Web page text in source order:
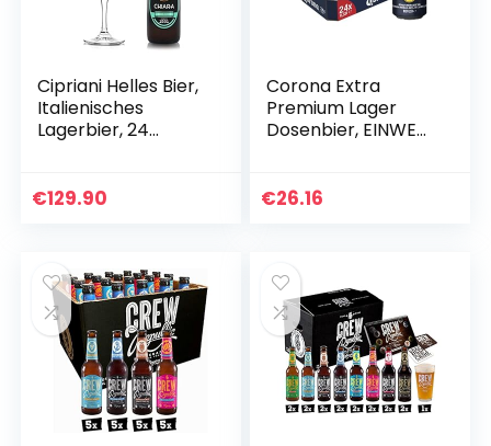
Cipriani Helles Bier,
Italienisches
Lagerbier, 24
€129.90
Corona Extra
Premium Lager
Dosenbier, EINWEG,
0.33 l)
€26.16